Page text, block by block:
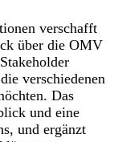
verschafft
über die OMV
verschiedenen
Das
und eine
und ergänzt